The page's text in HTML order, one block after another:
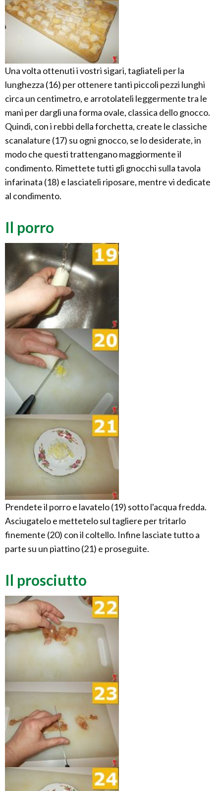
Una volta ottenuti i vostri sigari, tagliateli per la
lunghezza (16) per ottenere tanti piccoli pezzi lunghi
circa un centimetro, e arrotolateli leggermente tra le
mani per dargli una forma ovale, classica dello gnocco.
Quindi, con i rebbi della forchetta, create le classiche
scanalature (17) su ogni gnocco, se lo desiderate, in
modo che questi trattengano maggiormente il
condimento. Rimettete tutti gli gnocchi sulla tavola
infarinata (18) e lasciateli riposare, mentre vi dedicate
al condimento.
Il porro
Prendete il porro e lavatelo (19) sotto l'acqua fredda.
Asciugatelo e mettetelo sul tagliere per tritarlo
finemente (20) con il coltello. Infine lasciate tutto a
parte su un piattino (21) e proseguite.
Il prosciutto